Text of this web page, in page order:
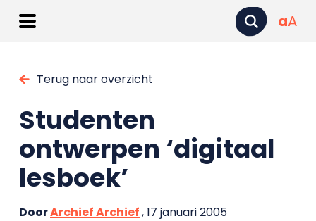
aA
Terug naar overzicht
Studenten
ontwerpen ‘digitaal
lesboek’
DoorArchief Archief, 17 januari 2005